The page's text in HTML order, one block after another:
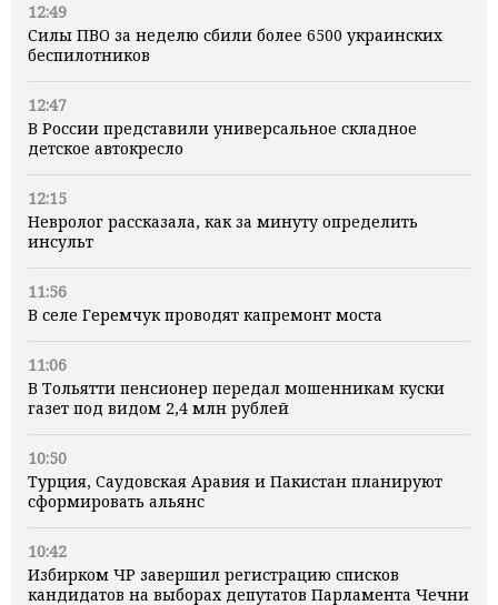
12:49
Силы ПВО за неделю сбили более 6500 украинских
беспилотников
12:47
В России представили универсальное складное
детское автокресло
12:15
Невролог рассказала, как за минуту определить
инсульт
11:56
В селе Геремчук проводят капремонт моста
11:06
В Тольятти пенсионер передал мошенникам куски
газет под видом 2,4 млн рублей
10:50
Турция, Саудовская Аравия и Пакистан планируют
сформировать альянс
10:42
Избирком ЧР завершил регистрацию списков
кандидатов на выборах депутатов Парламента Чечни